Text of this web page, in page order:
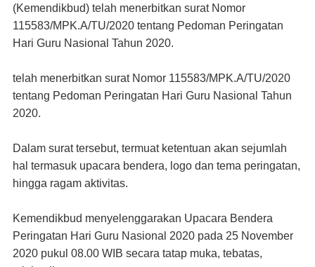
(Kemendikbud) telah menerbitkan surat Nomor
115583/MPK.A/TU/2020 tentang Pedoman Peringatan
Hari Guru Nasional Tahun 2020.
telah menerbitkan surat Nomor 115583/MPK.A/TU/2020
tentang Pedoman Peringatan Hari Guru Nasional Tahun
2020.
Dalam surat tersebut, termuat ketentuan akan sejumlah
hal termasuk upacara bendera, logo dan tema peringatan,
hingga ragam aktivitas.
Kemendikbud menyelenggarakan Upacara Bendera
Peringatan Hari Guru Nasional 2020 pada 25 November
2020 pukul 08.00 WIB secara tatap muka, tebatas,